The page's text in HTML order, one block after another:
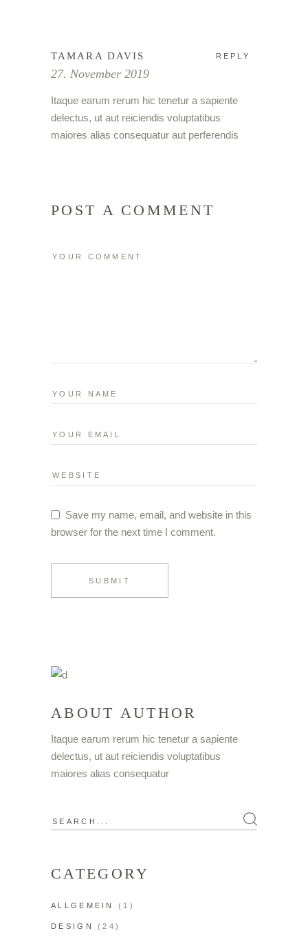
TAMARA DAVIS REPLY
27. November 2019
Itaque earum rerum hic tenetur a sapiente
delectus, ut aut reiciendis voluptatibus
maiores alias consequatur aut perferendis
POST A COMMENT
Save my name, email, and website in this
browser for the next time I comment.
SUBMIT
ABOUT AUTHOR
Itaque earum rerum hic tenetur a sapiente
delectus, ut aut reiciendis voluptatibus
maiores alias consequatur
CATEGORY
ALLGEMEIN (1)
DESIGN (24)